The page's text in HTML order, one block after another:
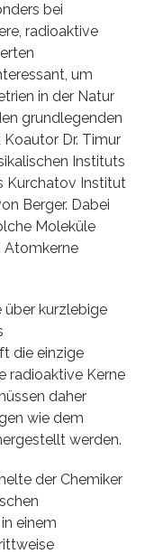
bei
radioaktive
um
in der Natur
grundlegenden
Koautor Dr. Timur
Instituts
Kurchatov Institut
Berger. Dabei
Moleküle
Atomkerne
über kurzlebige
die einzige
radioaktive Kerne
daher
wie dem
werden.
der Chemiker
einem